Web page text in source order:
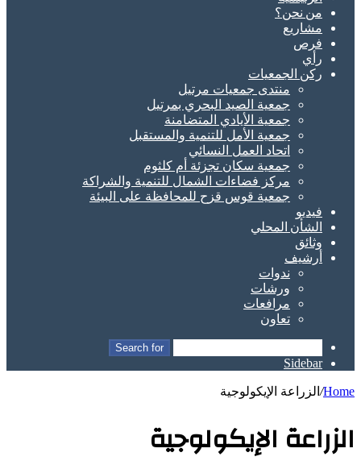
من نحن؟
مشاريع
فرص
رأي
ركن الجمعيات
منتدى جمعيات مرتيل
جمعية الصيد البحري بمرتيل
جمعية الأيادي المتضامنة
جمعية الأمل للتنمية والمستقبل
اتحاد العمل النسائي
جمعية سكان تجزئة أم كلثوم
مركز فضاءات الشمال للتنمية والشراكة
جمعية قوس قزح للمحافظة على البيئة
فيديو
الشأن المحلي
وثائق
أرشيف
ندوات
ورشات
مرافعات
تعاون
Search for
Sidebar
Home
/ الزراعة الإيكولوجية
الزراعة الإيكولوجية